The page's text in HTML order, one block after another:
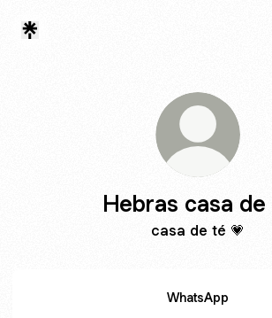
Hebras casa
casa de té 💗
WhatsApp